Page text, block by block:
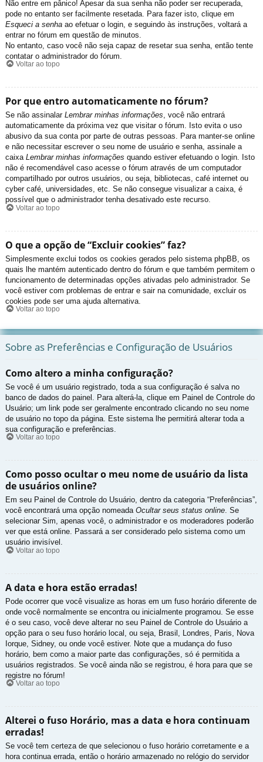
Não entre em pânico! Apesar da sua senha não poder ser recuperada,
pode no entanto ser facilmente resetada. Para fazer isto, clique em
Esqueci a senha ao efetuar o login, e seguindo às instruções, voltará a
entrar no fórum em questão de minutos.
No entanto, caso você não seja capaz de resetar sua senha, então tente
contatar o administrador do fórum.
Voltar ao topo
Por que entro automaticamente no fórum?
Se não assinalar Lembrar minhas informações, você não entrará
automaticamente da próxima vez que visitar o fórum. Isto evita o uso
abusivo da sua conta por parte de outras pessoas. Para manter-se online
e não necessitar escrever o seu nome de usuário e senha, assinale a
caixa Lembrar minhas informações quando estiver efetuando o login. Isto
não é recomendável caso acesse o fórum através de um computador
compartilhado por outros usuários, ou seja, bibliotecas, café internet ou
cyber café, universidades, etc. Se não consegue visualizar a caixa, é
possível que o administrador tenha desativado este recurso.
Voltar ao topo
O que a opção de “Excluir cookies” faz?
Simplesmente exclui todos os cookies gerados pelo sistema phpBB, os
quais lhe mantém autenticado dentro do fórum e que também permitem o
funcionamento de determinadas opções ativadas pelo administrador. Se
você estiver com problemas de entrar e sair na comunidade, excluir os
cookies pode ser uma ajuda alternativa.
Voltar ao topo
Sobre as Preferências e Configuração de Usuários
Como altero a minha configuração?
Se você é um usuário registrado, toda a sua configuração é salva no
banco de dados do painel. Para alterá-la, clique em Painel de Controle do
Usuário; um link pode ser geralmente encontrado clicando no seu nome
de usuário no topo da página. Este sistema lhe permitirá alterar toda a
sua configuração e preferências.
Voltar ao topo
Como posso ocultar o meu nome de usuário da lista
de usuários online?
Em seu Painel de Controle do Usuário, dentro da categoria “Preferências”,
você encontrará uma opção nomeada Ocultar seus status online. Se
selecionar Sim, apenas você, o administrador e os moderadores poderão
ver que está online. Passará a ser considerado pelo sistema como um
usuário invisível.
Voltar ao topo
A data e hora estão erradas!
Pode ocorrer que você visualize as horas em um fuso horário diferente de
onde você normalmente se encontra ou inicialmente programou. Se esse
é o seu caso, você deve alterar no seu Painel de Controle do Usuário a
opção para o seu fuso horário local, ou seja, Brasil, Londres, Paris, Nova
Iorque, Sidney, ou onde você estiver. Note que a mudança do fuso
horário, bem como a maior parte das configurações, só é permitida a
usuários registrados. Se você ainda não se registrou, é hora para que se
registre no fórum!
Voltar ao topo
Alterei o fuso Horário, mas a data e hora continuam
erradas!
Se você tem certeza de que selecionou o fuso horário corretamente e a
hora continua errada, então o horário armazenado no relógio do servidor